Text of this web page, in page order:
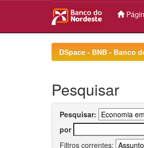
DSpace - BNB - Banco
Pesquisar
Pesquisar:
por
Filtros correntes: